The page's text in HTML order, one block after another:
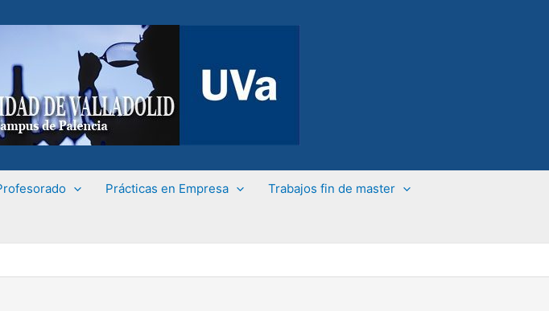
Prácticas en Empresa Trabajos fin de master